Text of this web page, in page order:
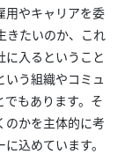
用やキャリアを委
きたいのか、これ
に入るということ
う組織やコミュ
もあります。そ
のかを主体的に考
込めています。